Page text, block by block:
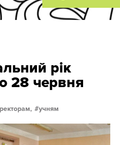
рік
28 червня
учням